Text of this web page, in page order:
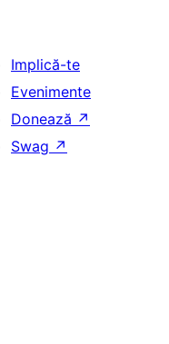
Implică-te
Evenimente
Donează ↗
Swag ↗